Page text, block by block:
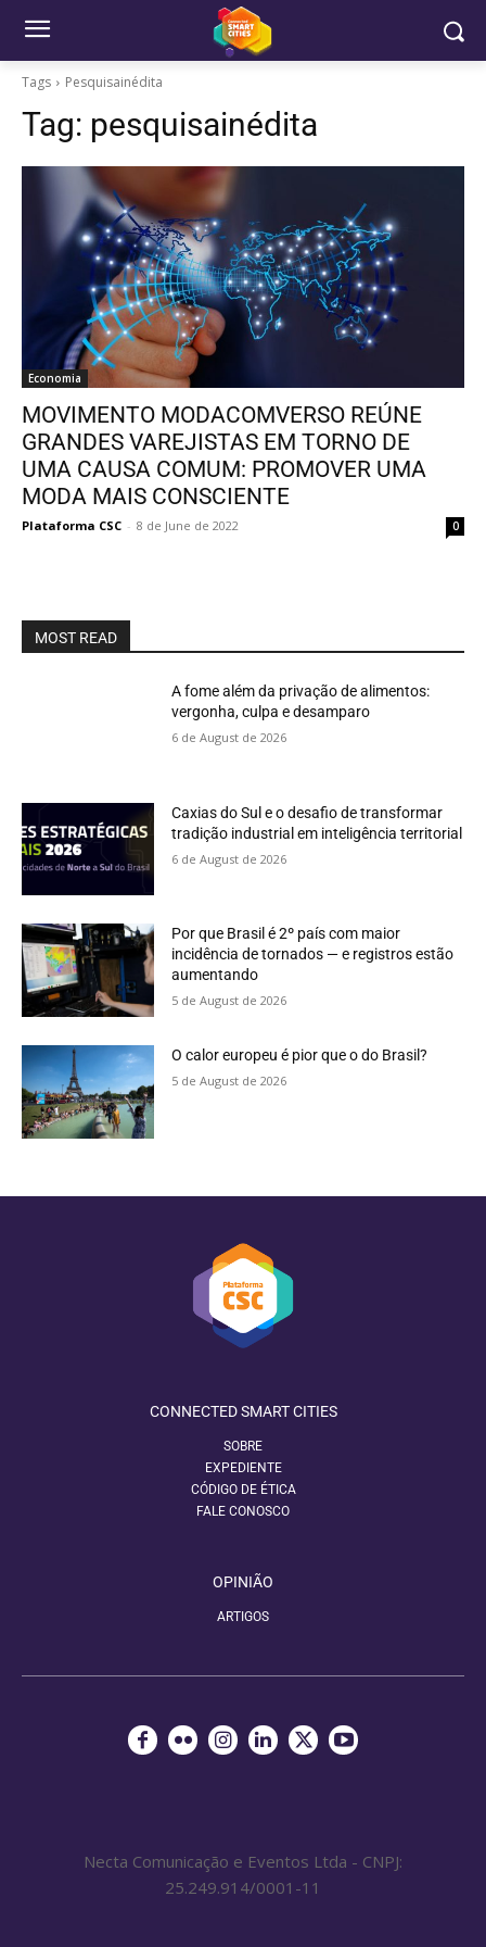
Tags Pesquisainédita
Tag: pesquisainédita
Economia
MOVIMENTO MODACOMVERSO REÚNE
GRANDES VAREJISTAS EM TORNO DE
UMA CAUSA COMUM: PROMOVER UMA
MODA MAIS CONSCIENTE
Plataforma CSC - 8 de June de 2022 0
MOST READ
A fome além da privação de alimentos:
vergonha, culpa e desamparo
6 de August de 2026
Caxias do Sul e o desafio de transformar
tradição industrial em inteligência territorial
6 de August de 2026
Por que Brasil é 2º país com maior
incidência de tornados — e registros estão
aumentando
5 de August de 2026
O calor europeu é pior que o do Brasil?
5 de August de 2026
CONNECTED SMART CITIES
SOBRE
EXPEDIENTE
CÓDIGO DE ÉTICA
FALE CONOSCO
OPINIÃO
ARTIGOS
Necta Comunicação e Eventos Ltda - CNPJ:
25.249.914/0001-11